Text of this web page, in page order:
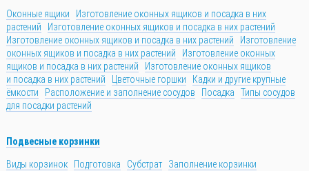
Оконные ящики
Изготовление оконных ящиков и посадка в них
растений
Изготовление оконных ящиков и посадка в них растений
Изготовление оконных ящиков и посадка в них растений
Изготовление
оконных ящиков и посадка в них растений
Изготовление оконных
ящиков и посадка в них растений
Изготовление оконных ящиков
и посадка в них растений
Цветочные горшки
Кадки и другие крупные
ёмкости
Расположение и заполнение сосудов Посадка
Типы сосудов
для посадки растений
Подвесные корзинки
Виды корзинок Подготовка Субстрат
Заполнение корзинки